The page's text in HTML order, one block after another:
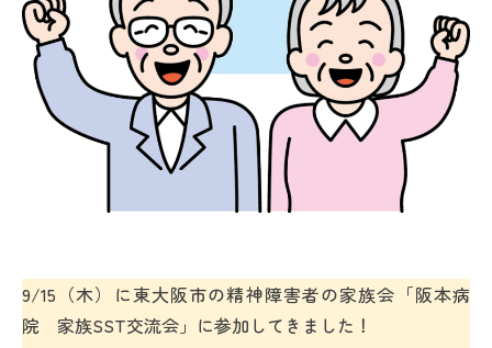
9/15（木）に東大阪市の精神障害者の家族会「阪本病
院 家族SST交流会」に参加してきました！